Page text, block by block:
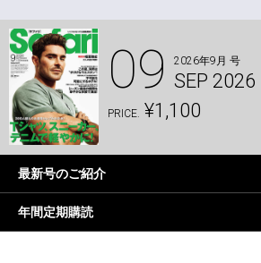
09 2026年9月 号
SEP 2026
PRICE. ¥1,100
最新号のご紹介
年間定期購読